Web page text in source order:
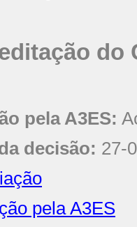
do
pela A3ES:
decisão: 27-
pela A3ES